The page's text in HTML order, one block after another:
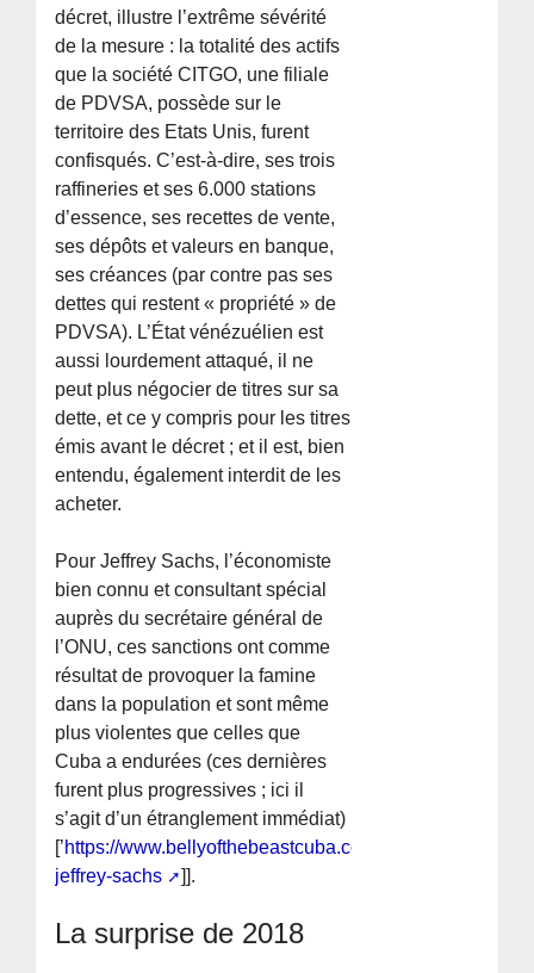
décret, illustre l’extrême sévérité
de la mesure : la totalité des actifs
que la société CITGO, une filiale
de PDVSA, possède sur le
territoire des Etats Unis, furent
confisqués. C’est-à-dire, ses trois
raffineries et ses 6.000 stations
d’essence, ses recettes de vente,
ses dépôts et valeurs en banque,
ses créances (par contre pas ses
dettes qui restent « propriété » de
PDVSA). L’État vénézuélien est
aussi lourdement attaqué, il ne
peut plus négocier de titres sur sa
dette, et ce y compris pour les titres
émis avant le décret ; et il est, bien
entendu, également interdit de les
acheter.
Pour Jeffrey Sachs, l’économiste
bien connu et consultant spécial
auprès du secrétaire général de
l’ONU, ces sanctions ont comme
résultat de provoquer la famine
dans la population et sont même
plus violentes que celles que
Cuba a endurées (ces dernières
furent plus progressives ; ici il
s’agit d’un étranglement immédiat)
[’https://www.bellyofthebeastcuba.com/interview-
jeffrey-sachs
]].
La surprise de 2018